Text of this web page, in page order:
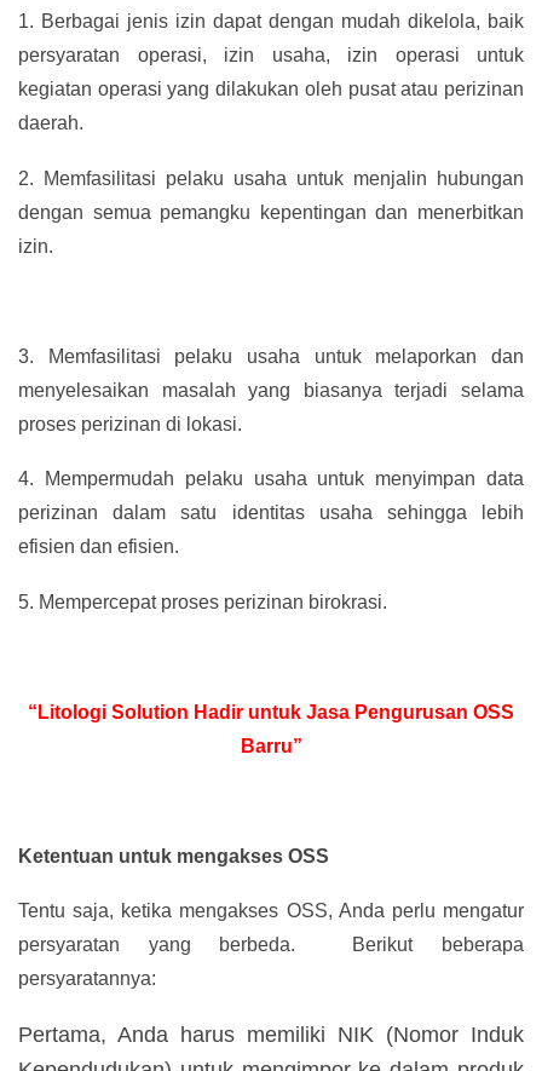
1. Berbagai jenis izin dapat dengan mudah dikelola, baik
persyaratan operasi, izin usaha, izin operasi untuk
kegiatan operasi yang dilakukan oleh pusat atau perizinan
daerah.
2.
Memfasilitasi pelaku usaha untuk menjalin hubungan
dengan semua pemangku kepentingan dan menerbitkan
izin.
3.
Memfasilitasi pelaku usaha untuk melaporkan dan
menyelesaikan masalah yang biasanya terjadi selama
proses perizinan di lokasi.
4.
Mempermudah pelaku usaha untuk menyimpan data
perizinan dalam satu identitas usaha sehingga lebih
efisien dan efisien.
5. Mempercepat proses perizinan birokrasi.
“Litologi Solution Hadir untuk Jasa Pengurusan OSS
Barru”
Ketentuan untuk mengakses OSS
Tentu saja, ketika mengakses OSS, Anda perlu mengatur
persyaratan yang berbeda. Berikut beberapa
persyaratannya:
Pertama, Anda harus memiliki NIK (Nomor Induk